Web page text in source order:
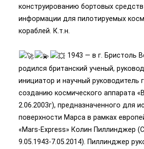
конструированию бортовых
информации для пилотируемых
кораблей. К.т.н.
1943 — в г. Бристоль
родился британский ученый,
инициатор и научный руководитель
созданию космического аппарата
2.06.2003г), предназначенного для
поверхности Марса в рамках
«Mars-Express» Колин Пиллинджер
9.05.1943-7.05.2014). Пиллинджер